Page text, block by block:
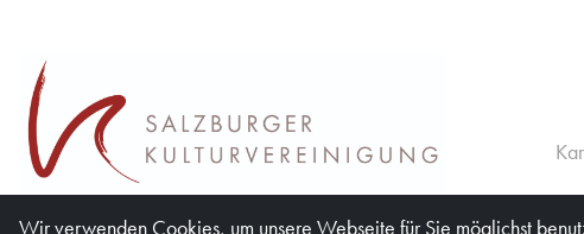
Wir verwenden Cookies, um unsere Webseite für Sie möglichst